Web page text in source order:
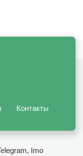
Контакты
Imo